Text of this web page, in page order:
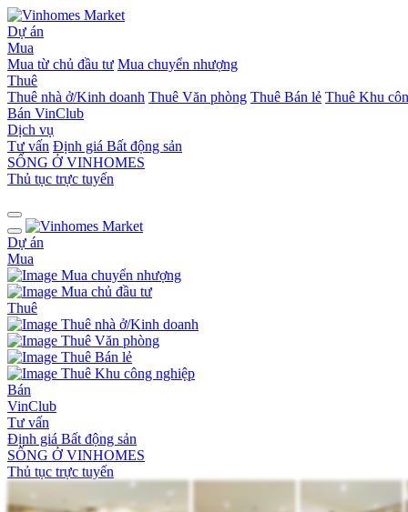
Dự án
Mua
Mua từ chủ đầu tư Mua chuyển nhượng
Thuê
Thuê nhà ở/Kinh doanh Thuê Văn phòng Thuê Bán lẻ Thuê Khu
Bán VinClub
Dịch vụ
Tư vấn Định giá Bất động sản
SỐNG Ở VINHOMES
Thủ tục trực tuyến
Dự án
Mua
Mua chuyển nhượng
Mua chủ đầu tư
Thuê
Thuê nhà ở/Kinh doanh
Thuê Văn phòng
Thuê Bán lẻ
Thuê Khu công nghiệp
Bán
VinClub
Tư vấn
Định giá Bất động sản
SỐNG Ở VINHOMES
Thủ tục trực tuyến